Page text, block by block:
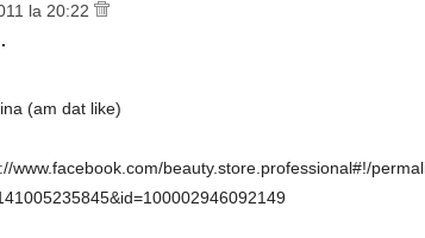
la 20:22
(am dat like)
www.facebook.com/beauty.store.professional#!/